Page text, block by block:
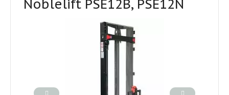
Noblelift PSE12B, PSE12N